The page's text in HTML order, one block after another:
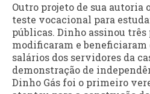
Outro projeto de sua autoria
teste vocacional para
públicas. Dinho assinou três
modificaram e beneficiaram
salários dos servidores da
demonstração de
Dinho Gás foi o primeiro